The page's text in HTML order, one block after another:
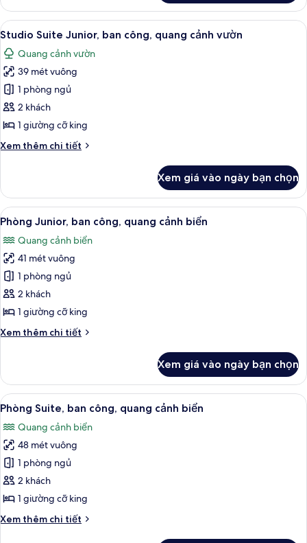
(Grand)
Phòng
Premium,
ban
quang
cảnh
biển
(Grand)
Xem
tất
cả
ảnh
Studio
Suite
Junior,
công,
vườn
Studio Suite Junior, ban công,
5
Studio Suite Junior, ban công, quang cảnh vườn
Quang cảnh vườn
39 mét vuông
1 phòng ngủ
2 khách
1 giường cỡ king
Xem thêm chi tiết
Chi
Studio
Suite
Junior,
công,
quang
cảnh
vườn
Xem giá vào ngày bạn chọn
Xem
tất
cả
ảnh
Phòng
Junior,
ban
quang
Phòng Junior, ban công, quang
4
Phòng Junior, ban công, quang cảnh biển
Quang cảnh biển
41 mét vuông
1 phòng ngủ
2 khách
1 giường cỡ king
Xem thêm chi tiết
Chi
Phòng
Junior,
ban
quang
cảnh
biển
Xem giá vào ngày bạn chọn
Xem
tất
cả
ảnh
Phòng
Suite,
ban
quang
Bộ đồ giường kháng dị ứng,
4
Phòng Suite, ban công, quang cảnh biển
Quang cảnh biển
48 mét vuông
1 phòng ngủ
2 khách
1 giường cỡ king
Xem thêm chi tiết
Chi